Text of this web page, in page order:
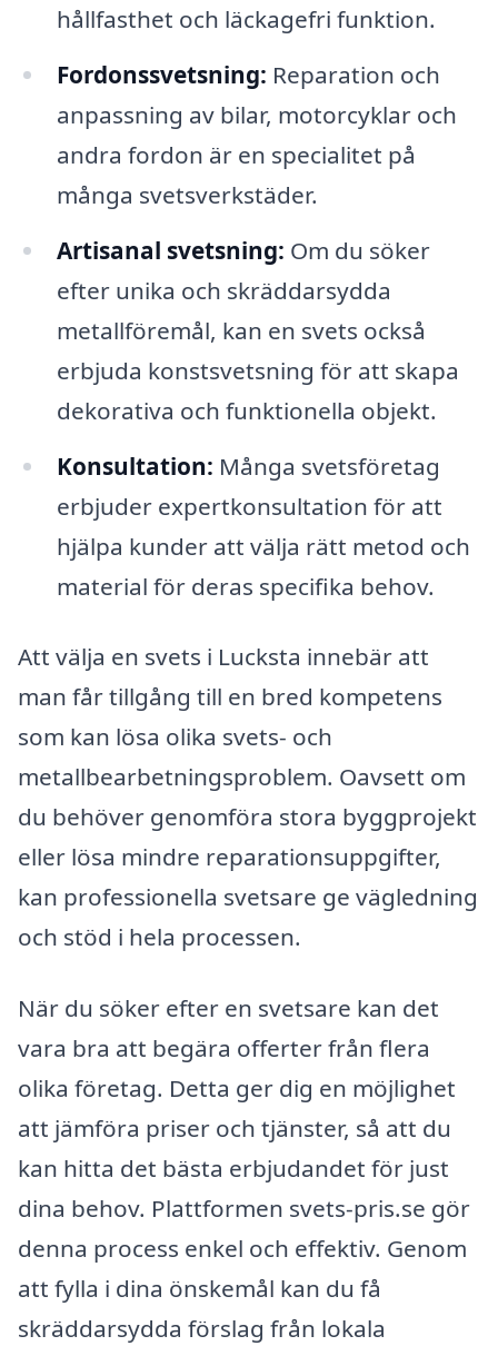
hållfasthet och läckagefri funktion.
Fordonssvetsning: Reparation och
anpassning av bilar, motorcyklar och
andra fordon är en specialitet på
många svetsverkstäder.
Artisanal svetsning: Om du söker
efter unika och skräddarsydda
metallföremål, kan en svets också
erbjuda konstsvetsning för att skapa
dekorativa och funktionella objekt.
Konsultation: Många svetsföretag
erbjuder expertkonsultation för att
hjälpa kunder att välja rätt metod och
material för deras specifika behov.
Att välja en svets i Lucksta innebär att
man får tillgång till en bred kompetens
som kan lösa olika svets- och
metallbearbetningsproblem. Oavsett om
du behöver genomföra stora byggprojekt
eller lösa mindre reparationsuppgifter,
kan professionella svetsare ge vägledning
och stöd i hela processen.
När du söker efter en svetsare kan det
vara bra att begära offerter från flera
olika företag. Detta ger dig en möjlighet
att jämföra priser och tjänster, så att du
kan hitta det bästa erbjudandet för just
dina behov. Plattformen svets-pris.se gör
denna process enkel och effektiv. Genom
att fylla i dina önskemål kan du få
skräddarsydda förslag från lokala